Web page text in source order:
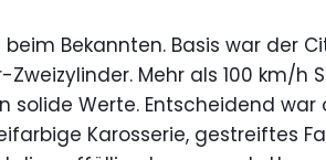
Bekannten. Basis war der
Mehr als 100 km/h
solide Werte. Entscheidend war
Karosserie, gestreiftes